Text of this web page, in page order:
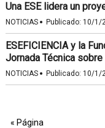
Una ESE lidera un
NOTICIAS · Publicado: 10/1/
ESEFICIENCIA y la
Jornada Técnica
NOTICIAS · Publicado: 10/1/
« Página